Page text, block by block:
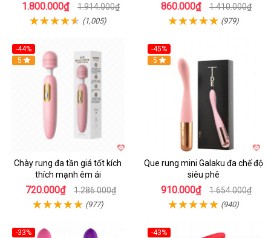
1.800.000₫ 1.914.000₫
(1,005)
860.000₫ 1.410.000₫
(979)
-44%
Hot
5
Chày rung đa tần giá tốt kích
thích mạnh êm ái
720.000₫ 1.286.000₫
(977)
-45%
Hot
5
Que rung mini Galaku đa chế độ
siêu phê
910.000₫ 1.654.000₫
(940)
-33%
-43%